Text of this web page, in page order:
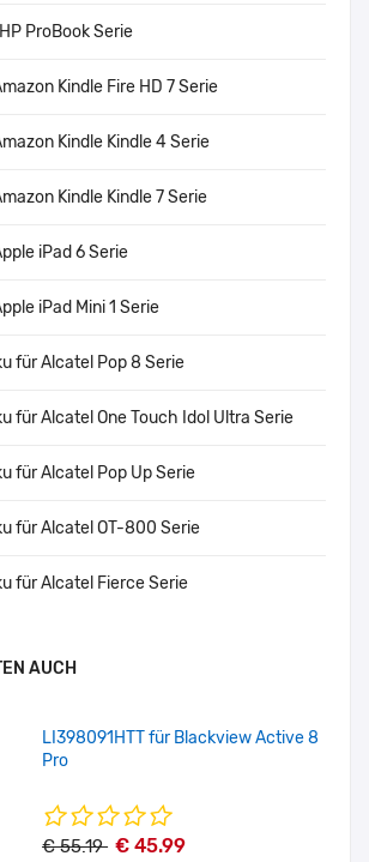
ProBook Serie
Kindle Fire HD 7 Serie
Kindle Kindle 4 Serie
Kindle Kindle 7 Serie
iPad 6 Serie
iPad Mini 1 Serie
für Alcatel Pop 8 Serie
für Alcatel One Touch Idol Ultra Serie
für Alcatel Pop Up Serie
für Alcatel OT-800 Serie
für Alcatel Fierce Serie
AUCH
LI398091HTT für Blackview Active 8
Pro
€ 55.19 € 45.99